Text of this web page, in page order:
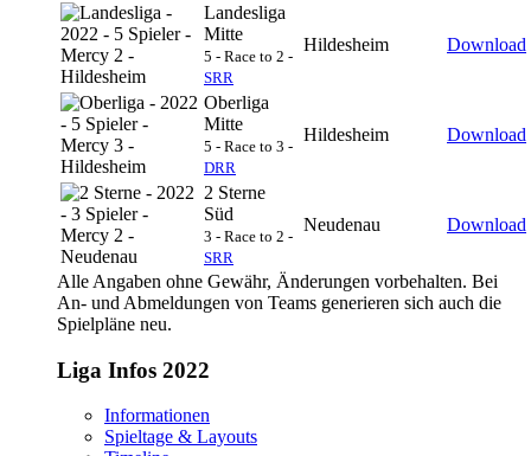
Landesliga
Mitte
5 - Race to 2 -
SRR
Hildesheim Download
Oberliga
Mitte
5 - Race to 3 -
DRR
Hildesheim Download
2 Sterne
Süd
3 - Race to 2 -
SRR
Neudenau Download
Alle Angaben ohne Gewähr, Änderungen vorbehalten. Bei
An- und Abmeldungen von Teams generieren sich auch die
Spielpläne neu.
Liga Infos 2022
Informationen
Spieltage & Layouts